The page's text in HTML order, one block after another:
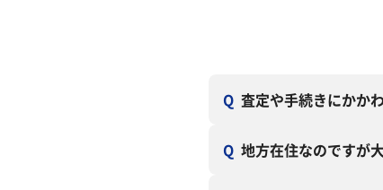
Q 査定や手続きにかか
Q 地方在住なのですが